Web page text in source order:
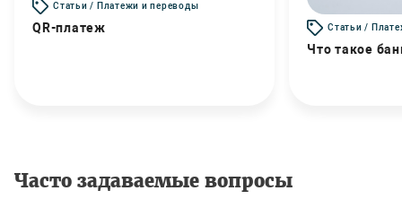
Статьи / Платежи и переводы
QR-платеж Статьи /
Что такое
Часто задаваемые вопросы